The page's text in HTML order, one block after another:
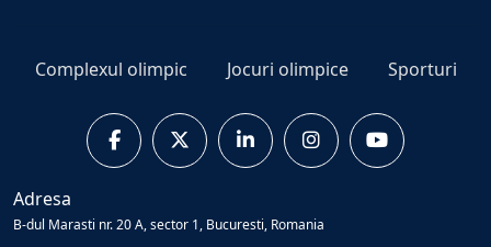
Complexul olimpic Jocuri olimpice Sporturi
Adresa
B-dul Marasti nr. 20 A, sector 1, Bucuresti, Romania